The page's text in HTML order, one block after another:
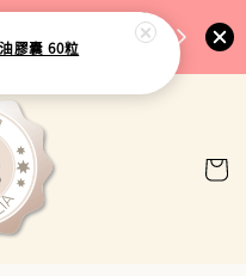
定品牌88折｜滿
🚚 台
膠囊 60粒